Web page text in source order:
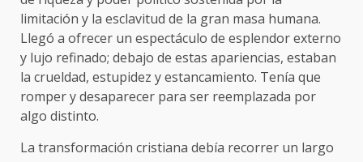
limitación y la esclavitud de la gran masa humana.
Llegó a ofrecer un espectáculo de esplen­dor externo
y lujo refinado; debajo de estas apariencias, estaban
la crueldad, estupidez y estancamiento. Tenía que
rom­per y desaparecer para ser reemplazada por
algo distinto.
La transformación cristiana debía recorrer un largo